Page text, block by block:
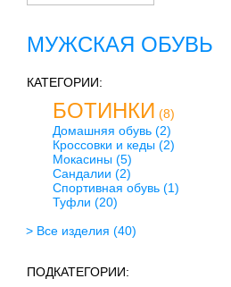
МУЖСКАЯ ОБУВЬ
КАТЕГОРИИ:
БОТИНКИ (8)
Домашняя обувь (2)
Кроссовки и кеды (2)
Мокасины (5)
Сандалии (2)
Спортивная обувь (1)
Туфли (20)
> Все изделия (40)
ПОДКАТЕГОРИИ: